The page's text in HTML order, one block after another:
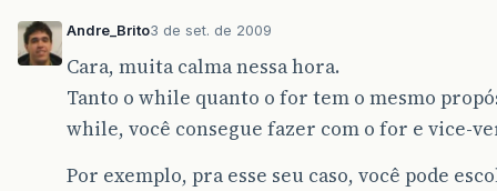
Andre_Brito3 de set. de 2009
Cara, muita calma nessa hora.
Tanto o while quanto o for tem o mesmo
while, você consegue fazer com o for e vice-
Por exemplo, pra esse seu caso, você pode